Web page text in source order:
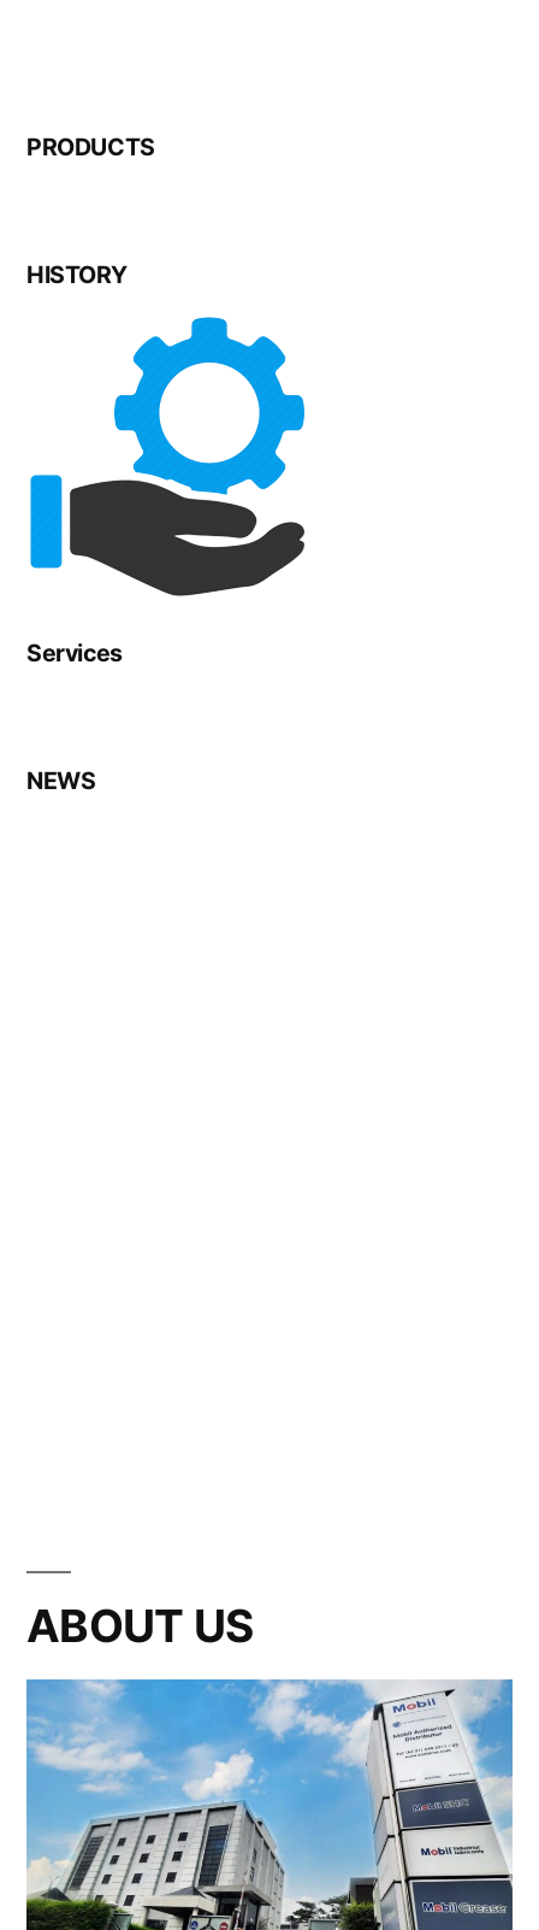
PRODUCTS
HISTORY
Services
NEWS
ABOUT US